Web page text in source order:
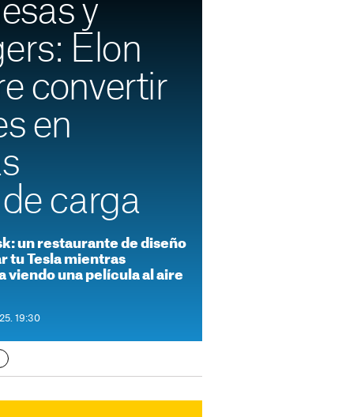
y
Elon
convertir
en
carga
un restaurante de diseño
tu Tesla mientras
viendo una película al aire
19:30